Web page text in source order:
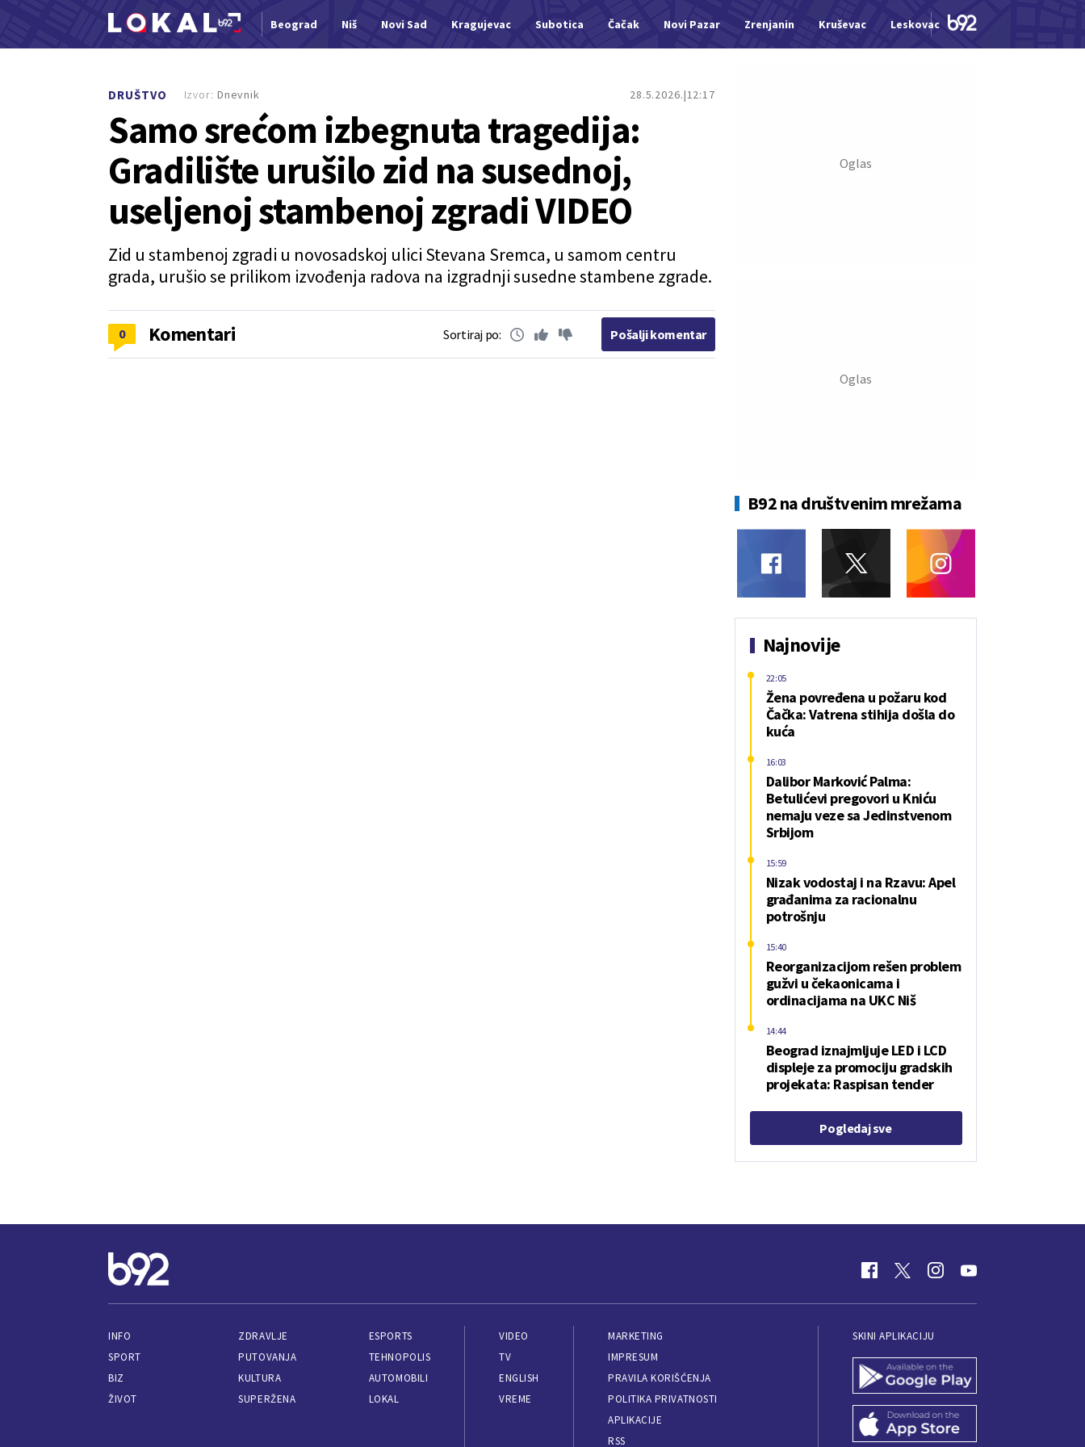
Beograd Niš Novi Sad Kragujevac Subotica Čačak Novi Pazar Zrenjanin Kruševac Leskovac Jagodina
DRUŠTVO 28.5.2026. 12:17
Samo srećom izbegnuta tragedija:
Gradilište urušilo zid na susednoj,
useljenoj stambenoj zgradi VIDEO
Zid u stambenoj zgradi u novosadskoj ulici Stevana Sremca, u samom centru
grada, urušio se prilikom izvođenja radova na izgradnji susedne stambene zgrade.
Izvor: Dnevnik
0 Komentari Sortiraj po: Pošalji komentar
B92 na društvenim mrežama
Najnovije
Žena povređena u požaru kod
Čačka: Vatrena stihija došla do
kuća
22:05
Dalibor Marković Palma:
Betulićevi pregovori u Kniću
nemaju veze sa Jedinstvenom
Srbijom
16:03
Nizak vodostaj i na Rzavu: Apel
građanima za racionalnu
potrošnju
15:59
Reorganizacijom rešen problem
gužvi u čekaonicama i
ordinacijama na UKC Niš
15:40
Beograd iznajmljuje LED i LCD
displeje za promociju gradskih
projekata: Raspisan tender
14:44
Pogledaj sve
INFO
SPORT
BIZ
ŽIVOT
ZDRAVLJE
PUTOVANJA
KULTURA
SUPERŽENA
ESPORTS
TEHNOPOLIS
AUTOMOBILI
LOKAL
VIDEO
TV
ENGLISH
VREME
MARKETING
IMPRESUM
PRAVILA KORIŠĆENJA
POLITIKA PRIVATNOSTI
APLIKACIJE
RSS
SKINI APLIKACIJU